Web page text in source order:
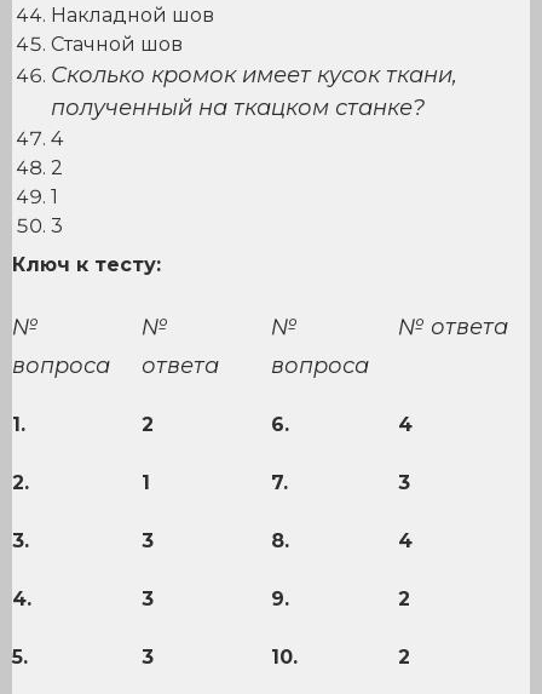
Накладной шов
Стачной шов
Сколько кромок имеет кусок ткани,
полученный на ткацком станке?
4
2
1
3
Ключ к тесту:
№
вопроса
№
ответа
№
вопроса
№ ответа
1. 2 6. 4
2. 1 7. 3
3. 3 8. 4
4. 3 9. 2
5. 3 10. 2